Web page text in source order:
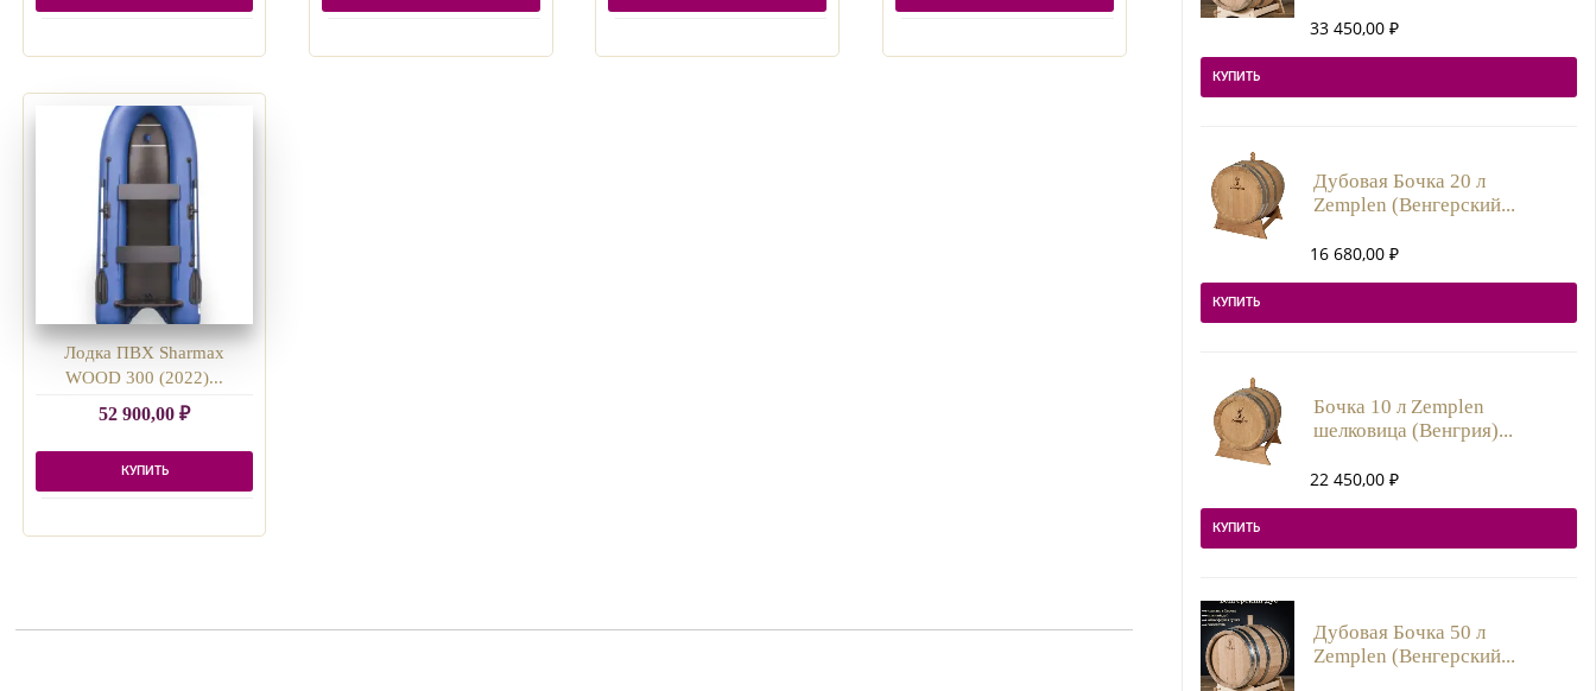
Лодка ПВХ Sharmax
WOOD 300 (2022)...
52 900,00₽
КУПИТЬ
33 450,00 ₽
КУПИТЬ
Дубовая Бочка 20 л
Zemplen (Венгерский...
16 680,00 ₽
КУПИТЬ
Бочка 10 л Zemplen
шелковица (Венгрия)...
22 450,00 ₽
КУПИТЬ
Дубовая Бочка 50 л
Zemplen (Венгерский...